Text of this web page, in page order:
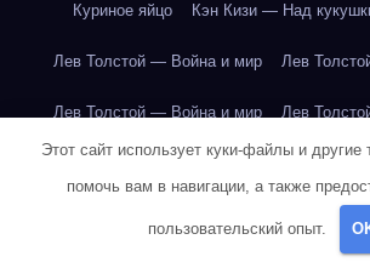
Куриное яйцо Кэн Кизи — Над
Лев Толстой — Война и мир Лев
Лев Толстой — Война и мир Лев
Лев Толстой — Война и мир Лев
Лев
Этот сайт использует куки-файлы и другие
помочь вам в навигации, а также
пользовательский опыт.